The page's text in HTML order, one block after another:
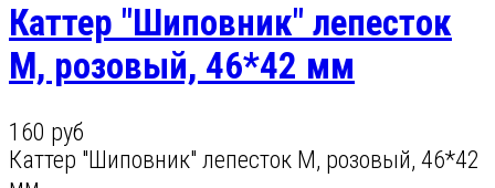
Каттер "Шиповник" лепесток
M, розовый, 46*42 мм
160 руб
Каттер "Шиповник" лепесток M, розовый, 46*42